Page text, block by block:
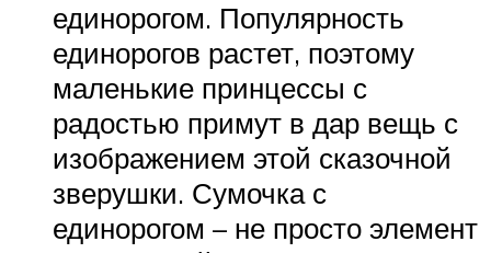
единорогом. Популярность
единорогов растет, поэтому
маленькие принцессы с
радостью примут в дар вещь с
изображением этой сказочной
зверушки. Сумочка с
единорогом – не просто элемент